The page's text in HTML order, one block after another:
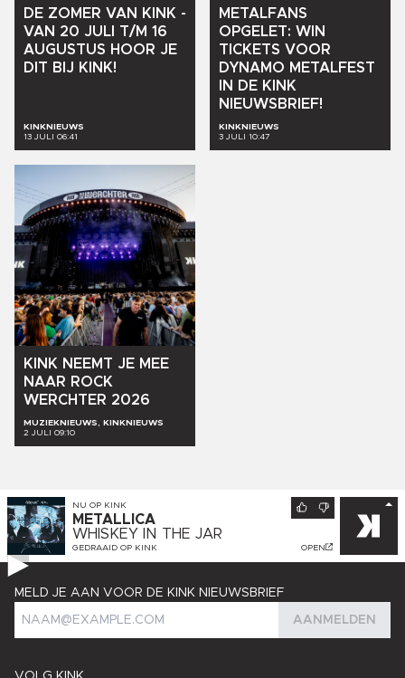
DE ZOMER VAN KINK -
VAN 20 JULI T/M 16
AUGUSTUS HOOR JE
DIT BIJ KINK!
KINKNIEUWS
13 JULI 06:41
METALFANS
OPGELET: WIN
TICKETS VOOR
DYNAMO METALFEST
IN
DE KINK
NIEUWSBRIEF!
KINKNIEUWS
3 JULI 10:47
KINK NEEMT JE MEE
NAAR ROCK
WERCHTER 2026
MUZIEKNIEUWS, KINKNIEUWS
2 JULI 09:10
NU OP KINK
METALLICA
WHISKEY IN THE JAR
GEDRAAID OP KINK OPEN
MELD JE AAN VOOR DE KINK NIEUWSBRIEF
AANMELDEN